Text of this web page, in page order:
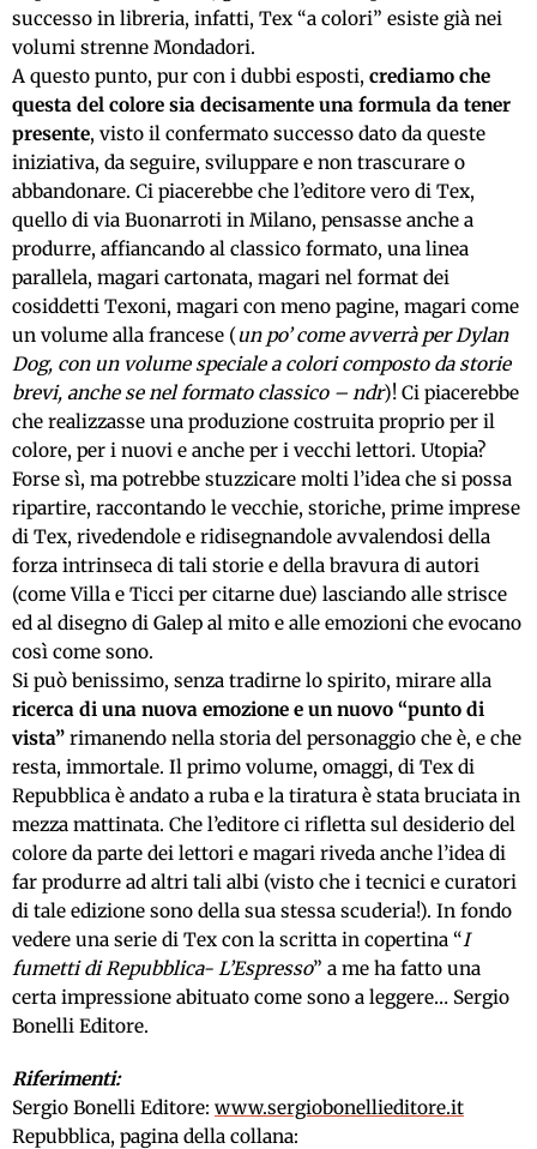
successo in libreria, infatti, Tex “a colori” esiste già nei
volumi strenne Mondadori.
A questo punto, pur con i dubbi esposti, crediamo che
questa del colore sia decisamente una formula da tener
presente, visto il confermato successo dato da queste
iniziativa, da seguire, sviluppare e non trascurare o
abbandonare. Ci piacerebbe che l’editore vero di Tex,
quello di via Buonarroti in Milano, pensasse anche a
produrre, affiancando al classico formato, una linea
parallela, magari cartonata, magari nel format dei
cosiddetti Texoni, magari con meno pagine, magari come
un volume alla francese (un po’ come avverrà per Dylan
Dog, con un volume speciale a colori composto da storie
brevi, anche se nel formato classico – ndr)! Ci piacerebbe
che realizzasse una produzione costruita proprio per il
colore, per i nuovi e anche per i vecchi lettori. Utopia?
Forse sì, ma potrebbe stuzzicare molti l’idea che si possa
ripartire, raccontando le vecchie, storiche, prime imprese
di Tex, rivedendole e ridisegnandole avvalendosi della
forza intrinseca di tali storie e della bravura di autori
(come Villa e Ticci per citarne due) lasciando alle strisce
ed al disegno di Galep al mito e alle emozioni che evocano
così come sono.
Si può benissimo, senza tradirne lo spirito, mirare alla
ricerca di una nuova emozione e un nuovo “punto di
vista” rimanendo nella storia del personaggio che è, e che
resta, immortale. Il primo volume, omaggi, di Tex di
Repubblica è andato a ruba e la tiratura è stata bruciata in
mezza mattinata. Che l’editore ci rifletta sul desiderio del
colore da parte dei lettori e magari riveda anche l’idea di
far produrre ad altri tali albi (visto che i tecnici e curatori
di tale edizione sono della sua stessa scuderia!). In fondo
vedere una serie di Tex con la scritta in copertina “I
fumetti di Repubblica- L’Espresso” a me ha fatto una
certa impressione abituato come sono a leggere… Sergio
Bonelli Editore.
Riferimenti:
Sergio Bonelli Editore: www.sergiobonellieditore.it
Repubblica, pagina della collana: